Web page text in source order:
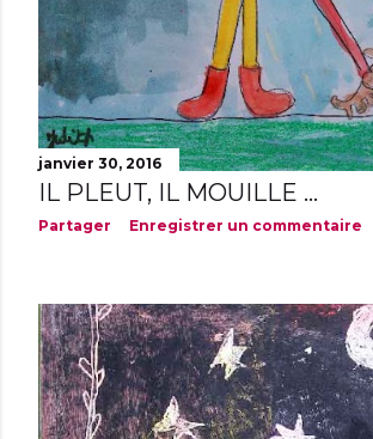
janvier 30, 2016
IL PLEUT, IL MOUILLE ...
Partager Enregistrer un commentaire